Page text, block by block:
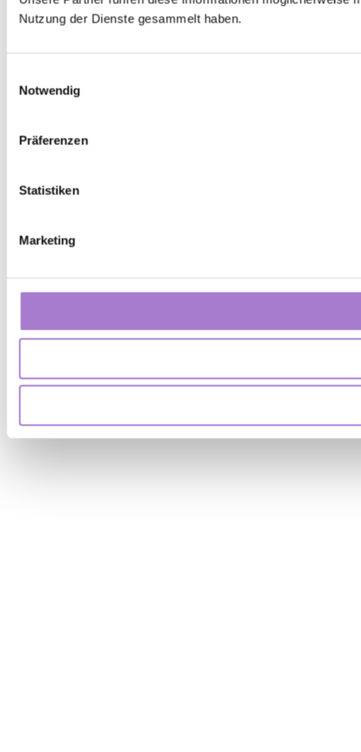
Nutzung der Dienste gesammelt haben.
Notwendig
Präferenzen
Statistiken
Marketing